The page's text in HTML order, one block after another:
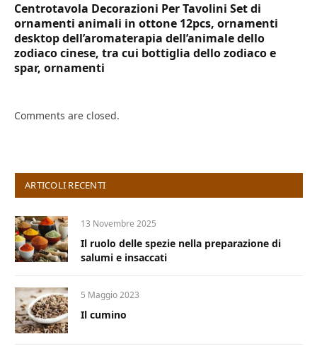
Centrotavola Decorazioni Per Tavolini Set di
ornamenti animali in ottone 12pcs, ornamenti
desktop dell’aromaterapia dell’animale dello
zodiaco cinese, tra cui bottiglia dello zodiaco e
spar, ornamenti
Comments are closed.
ARTICOLI RECENTI
13 Novembre 2025
Il ruolo delle spezie nella preparazione di
salumi e insaccati
5 Maggio 2023
Il cumino